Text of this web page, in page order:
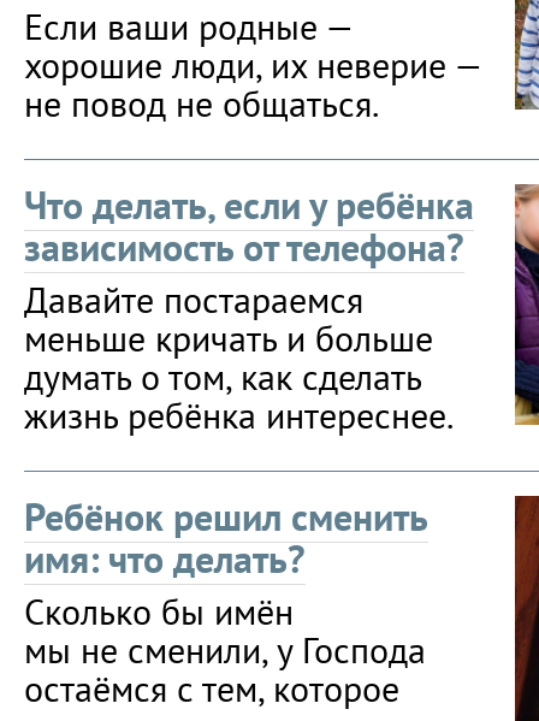
Если ваши родные —
хорошие люди, их неверие —
не повод не общаться.
Что делать, если у ребёнка
зависимость от телефона?
Давайте постараемся
меньше кричать и больше
думать о том, как сделать
жизнь ребёнка интереснее.
Ребёнок решил сменить
имя: что делать?
Сколько бы имён
мы не сменили, у Господа
остаёмся с тем, которое